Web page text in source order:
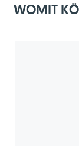
WOMIT